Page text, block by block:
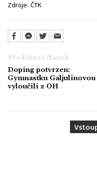
Zdroje: ČTK
Předchozí článek
Doping potvrzen:
Gymnastku Galjulinovou
vyloučili z OH